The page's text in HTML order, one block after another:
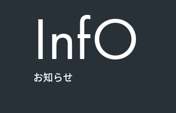
InfO
お知らせ